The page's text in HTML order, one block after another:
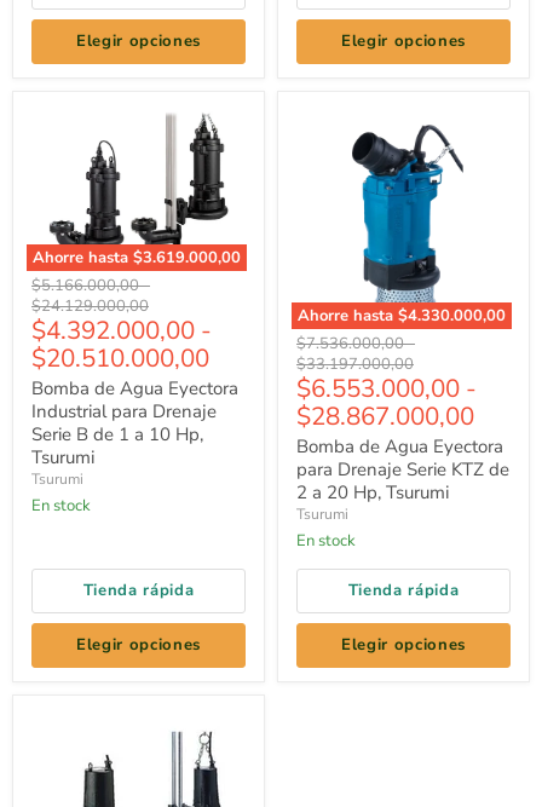
Elegir opciones
Tsurumi
Elegir opciones
Ahorre hasta $3.619.000,00
Bomba
de
Agua
Eyectora
Industrial
para
Drenaje
Serie
B
de
1
10
Precio
original
$5.166.000,00-Precio
$24.129.000,00
$4.392.000,00 -
$20.510.000,00
Bomba de Agua Eyectora
Industrial para Drenaje
Serie B de 1 a 10 Hp,
Tsurumi
Tsurumi
En stock
Tienda rápida
Elegir opciones
Ahorre hasta $4.330.000,00
Bomba
de
Agua
Eyectora
para
Drenaje
Serie
KTZ
de
2
a
20
Hp,
Tsurumi
Precio
original
$7.536.000,00-Precio
$33.197.000,00
$6.553.000,00 -
$28.867.000,00
Bomba de Agua Eyectora
para Drenaje Serie KTZ de
2 a 20 Hp, Tsurumi
Tsurumi
En stock
Tienda rápida
Elegir opciones